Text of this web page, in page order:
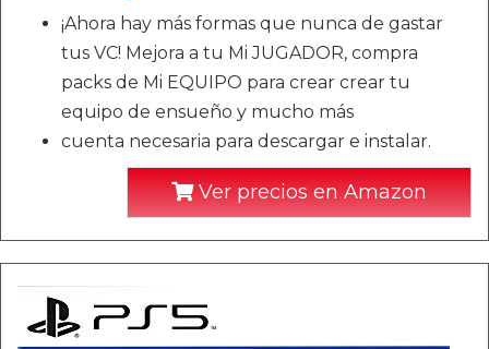
¡Ahora hay más formas que nunca de gastar
tus VC! Mejora a tu Mi JUGADOR, compra
packs de Mi EQUIPO para crear crear tu
equipo de ensueño y mucho más
cuenta necesaria para descargar e instalar.
Ver precios en Amazon